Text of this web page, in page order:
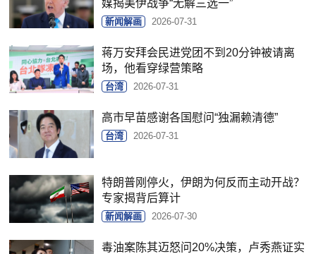
媒揭美伊战争“无解三选一”
新闻解画 2026-07-31
蒋万安拜会民进党团不到20分钟被请离
场，他看穿绿营策略
台湾 2026-07-31
高市早苗感谢各国慰问“独漏赖清德”
台湾 2026-07-31
特朗普刚停火，伊朗为何反而主动开战？
专家揭背后算计
新闻解画 2026-07-30
毒油案陈其迈怒问20%决策，卢秀燕证实